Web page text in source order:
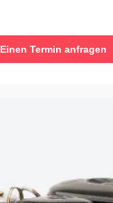
Einen Termin anfragen